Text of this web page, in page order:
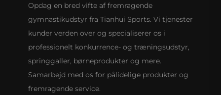
Opdag en bred vifte af fremragende
gymnastikudstyr fra Tianhui Sports. Vi tjenester
kunder verden over og specialiserer os i
professionelt konkurrence- og træningsudstyr,
springgaller, børneprodukter og mere.
Samarbejd med os for pålidelige produkter og
fremragende service.